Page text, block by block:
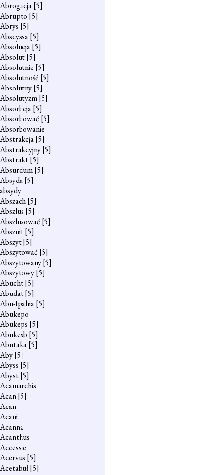
Abrogacja[5]
Abrupto [5]
Abrys [5]
Abscyssa[5]
Absolucja[5]
Absolut[5]
Absolutnie [5]
Absolutność [5]
Absolutny[5]
Absolutyzm[5]
Absorbcja[5]
Absorbować [5]
Absorbowanie
Abstrakcja[5]
Abstrakcyjny[5]
Abstrakt[5]
Absurdum[5]
Absyda[5]
absydy
Abszach[5]
Abszlus [5]
Abszlusować [5]
Absznit[5]
Abszyt[5]
Abszytować [5]
Abszytowany[5]
Abszytowy[5]
Abucht[5]
Abudat[5]
Abu-Ipahia[5]
Abukepo
Abukeps [5]
Abukesb [5]
Abutaka[5]
Aby[5]
Abyss [5]
Abyst[5]
Acamarchis
Acan[5]
Acan
Acani
Acanna
Acanthus
Accessie
Acervus [5]
Acetabuł[5]